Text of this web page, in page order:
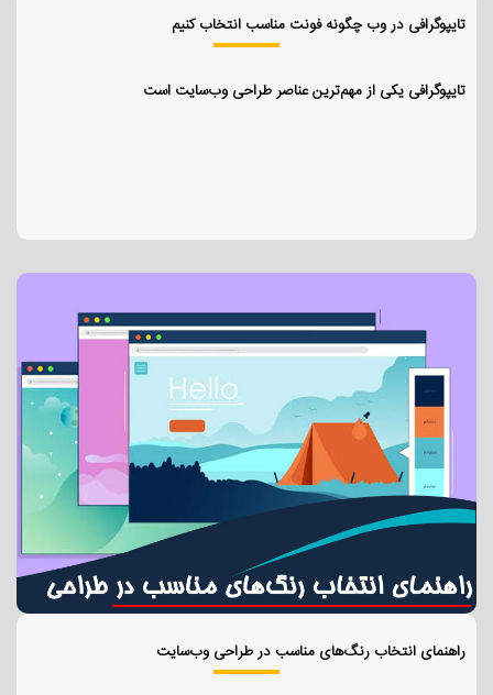
تایپوگرافی در وب چگونه فونت مناسب انتخاب کنیم
تایپوگرافی یکی از مهم‌ترین عناصر طراحی وب‌سایت است
راهنمای انتخاب رنگ‌های مناسب در طراحی وب‌سایت